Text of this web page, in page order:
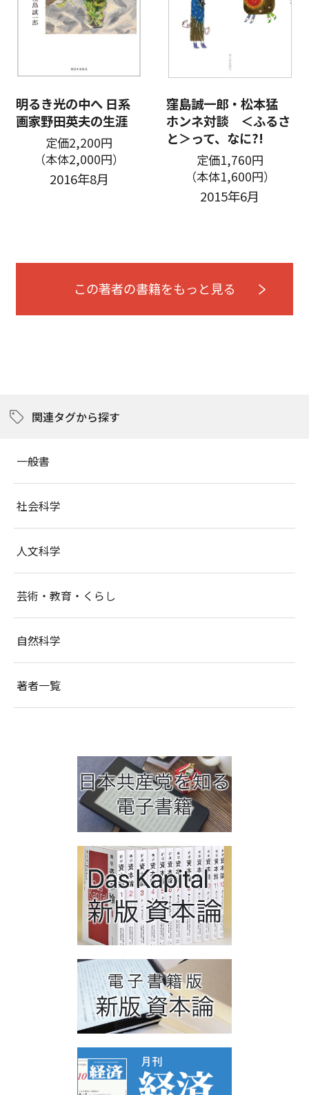
明るき光の中へ 日系
画家野田英夫の生涯
定価2,200円
（本体2,000円）
2016年8月
窪島誠一郎・松本猛
ホンネ対談 ＜ふるさ
と＞って、なに?!
定価1,760円
（本体1,600円）
2015年6月
この著者の書籍をもっと見る
関連タグから探す
一般書
社会科学
人文科学
芸術・教育・くらし
自然科学
著者一覧